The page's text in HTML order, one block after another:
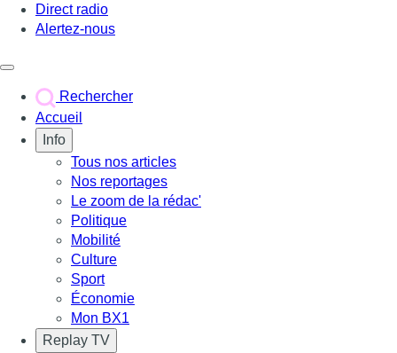
Direct radio
Alertez-nous
Rechercher
Accueil
Info
Tous nos articles
Nos reportages
Le zoom de la rédac'
Politique
Mobilité
Culture
Sport
Économie
Mon BX1
Replay TV